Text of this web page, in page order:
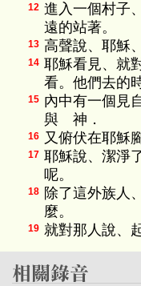
12 進入一個村子
遠的站著。
13 高聲說、耶穌
14 耶穌看見、就
看。他們去的
15 內中有一個見
與 神．
16 又俯伏在耶穌
17 耶穌說、潔淨
呢。
18
除了這外族人
麼。
19 就對那人說、